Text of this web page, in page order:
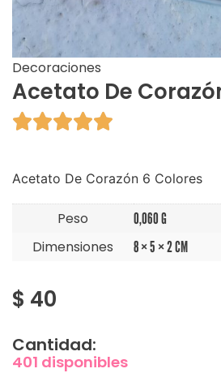
Decoraciones
Acetato De

Acetato De Corazón 6 Colores
Peso 0,060 G
Dimensiones 8 × 5 × 2 CM
$ 40
Cantidad:
401 disponibles